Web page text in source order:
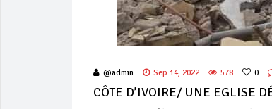
@admin Sep 14, 2022 578 0
CÔTE D’IVOIRE/ UNE EGLISE